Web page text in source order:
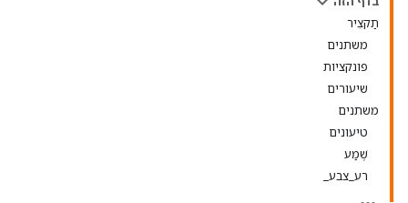
תַקצִיר
משתנים
פונקציות
שיעורים
משתנים
טיעונים
שֶׁמַע
רע_צבע_